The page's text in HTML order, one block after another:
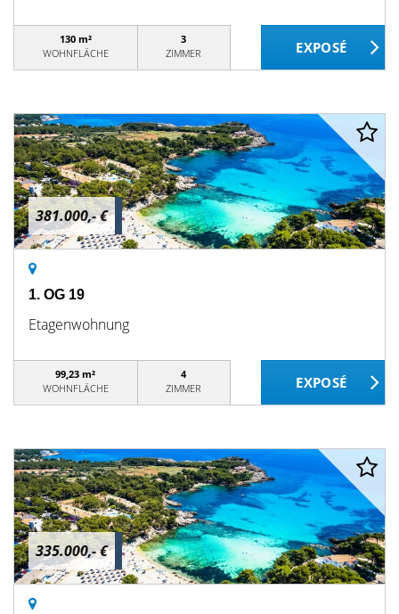
130 m²
WOHNFLÄCHE
3
ZIMMER
381.000,- €
1. OG 19
Etagenwohnung
99,23 m²
WOHNFLÄCHE
4
ZIMMER
335.000,- €